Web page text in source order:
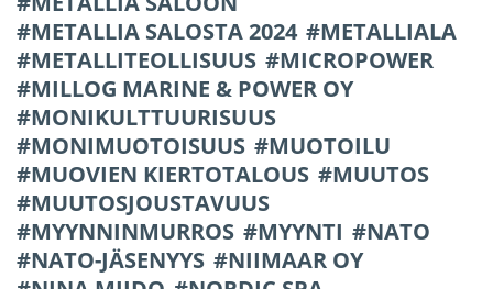
METALLIA SALOSTA 2024
METALLIALA
METALLITEOLLISUUS
MICROPOWER
MILLOG MARINE & POWER OY
MONIKULTTUURISUUS
MONIMUOTOISUUS
MUOTOILU
MUOVIEN KIERTOTALOUS
MUUTOS
MUUTOSJOUSTAVUUS
MYYNNINMURROS
MYYNTI
NATO
NATO-JÄSENYYS
NIIMAAR OY